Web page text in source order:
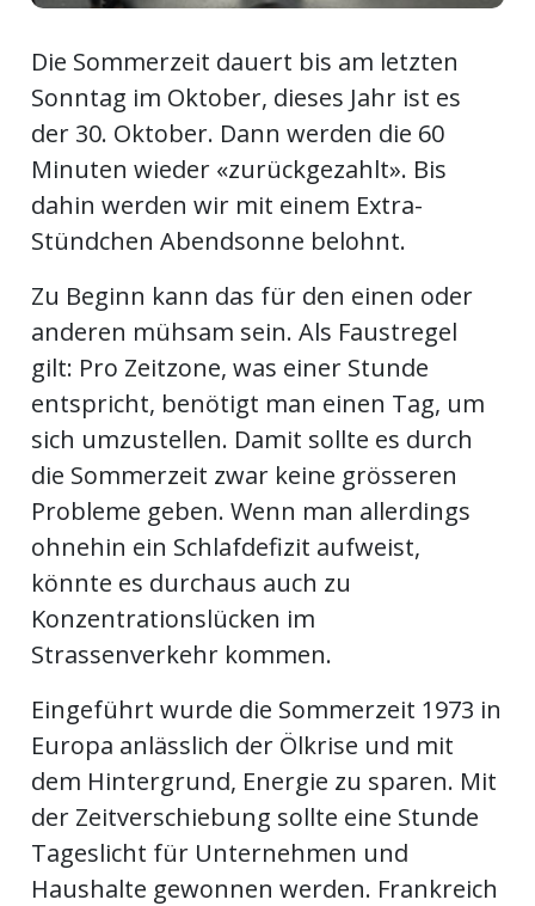
Die Sommerzeit dauert bis am letzten
Sonntag im Oktober, dieses Jahr ist es
der 30. Oktober. Dann werden die 60
Minuten wieder «zurückgezahlt». Bis
dahin werden wir mit einem Extra-
Stündchen Abendsonne belohnt.
Zu Beginn kann das für den einen oder
anderen mühsam sein. Als Faustregel
gilt: Pro Zeitzone, was einer Stunde
entspricht, benötigt man einen Tag, um
sich umzustellen. Damit sollte es durch
die Sommerzeit zwar keine grösseren
Probleme geben. Wenn man allerdings
ohnehin ein Schlafdefizit aufweist,
könnte es durchaus auch zu
Konzentrationslücken im
Strassenverkehr kommen.
Eingeführt wurde die Sommerzeit 1973 in
Europa anlässlich der Ölkrise und mit
dem Hintergrund, Energie zu sparen. Mit
der Zeitverschiebung sollte eine Stunde
Tageslicht für Unternehmen und
Haushalte gewonnen werden. Frankreich